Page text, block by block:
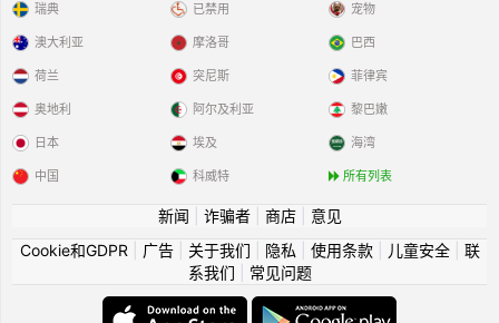
瑞典 已禁用 宠物
澳大利亚
荷兰
奥地利
日本
中国
摩洛哥
突尼斯
阿尔及利亚
埃及
科威特
巴西
菲律宾
黎巴嫩
海湾
所有列表
新闻 诈骗者| 商店| 意见
Cookie和GDPR
广告| 关于我们 隐私 使用条款| 儿童安全| 联
系我们
常见问题